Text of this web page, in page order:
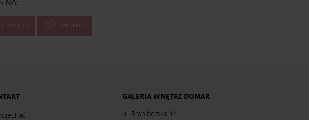
NA:
YOUTUBE PINTEREST
GALERIA WNĘTRZ DOMAR
ul. Braniborska 14